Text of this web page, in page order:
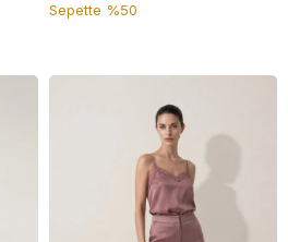
Sepette %50